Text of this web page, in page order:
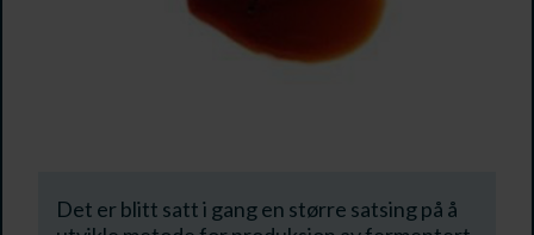
Det er blitt satt i gang en større satsing på å